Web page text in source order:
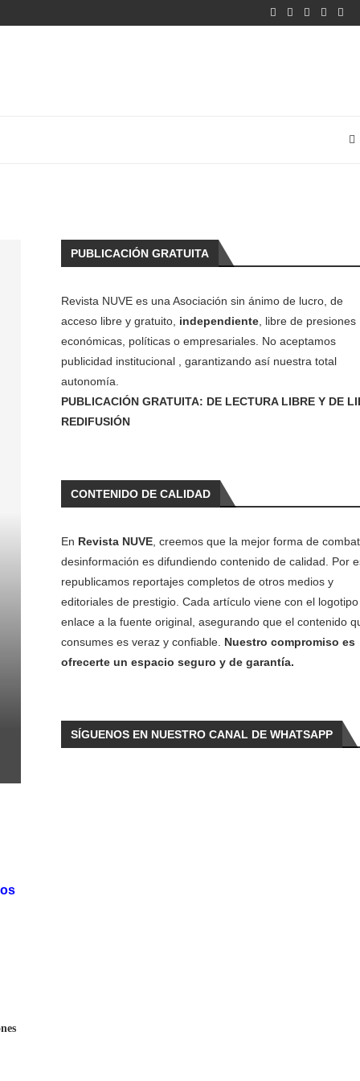
PUBLICACIÓN GRATUITA
Revista NUVE es una Asociación sin ánimo de lucro, de
acceso libre y gratuito, independiente, libre de presiones
económicas, políticas o empresariales. No aceptamos
publicidad institucional , garantizando así nuestra total
autonomía.
PUBLICACIÓN GRATUITA: DE LECTURA LIBRE Y DE
REDIFUSIÓN
CONTENIDO DE CALIDAD
En Revista NUVE, creemos que la mejor forma de
desinformación es difundiendo contenido de calidad. Por
republicamos reportajes completos de otros medios y
editoriales de prestigio. Cada artículo viene con el
enlace a la fuente original, asegurando que el contenido
consumes es veraz y confiable. Nuestro compromiso es
ofrecerte un espacio seguro y de garantía.
SÍGUENOS EN NUESTRO CANAL DE WHATSAPP